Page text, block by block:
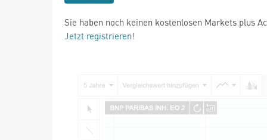
Sie haben noch keinen kostenlosen Markets plus
Jetzt registrieren!